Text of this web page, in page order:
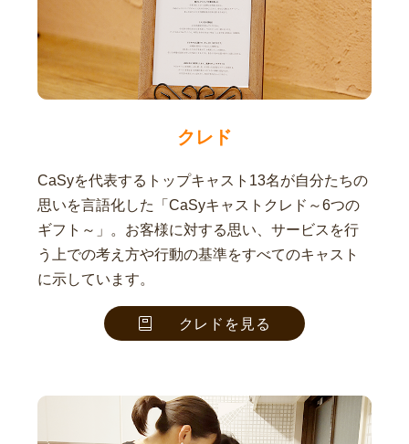
クレド
CaSyを代表するトップキャスト13名が自分たちの
思いを言語化した「CaSyキャストクレド～6つの
ギフト～」。お客様に対する思い、サービスを行
う上での考え方や行動の基準をすべてのキャスト
に示しています。
クレドを見る